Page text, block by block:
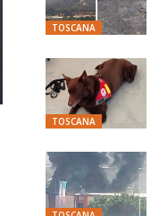
TOSCANA
TOSCANA